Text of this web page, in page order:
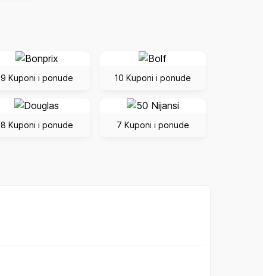
9 Kuponi i ponude 10 Kuponi i ponude
8 Kuponi i ponude 7 Kuponi i ponude